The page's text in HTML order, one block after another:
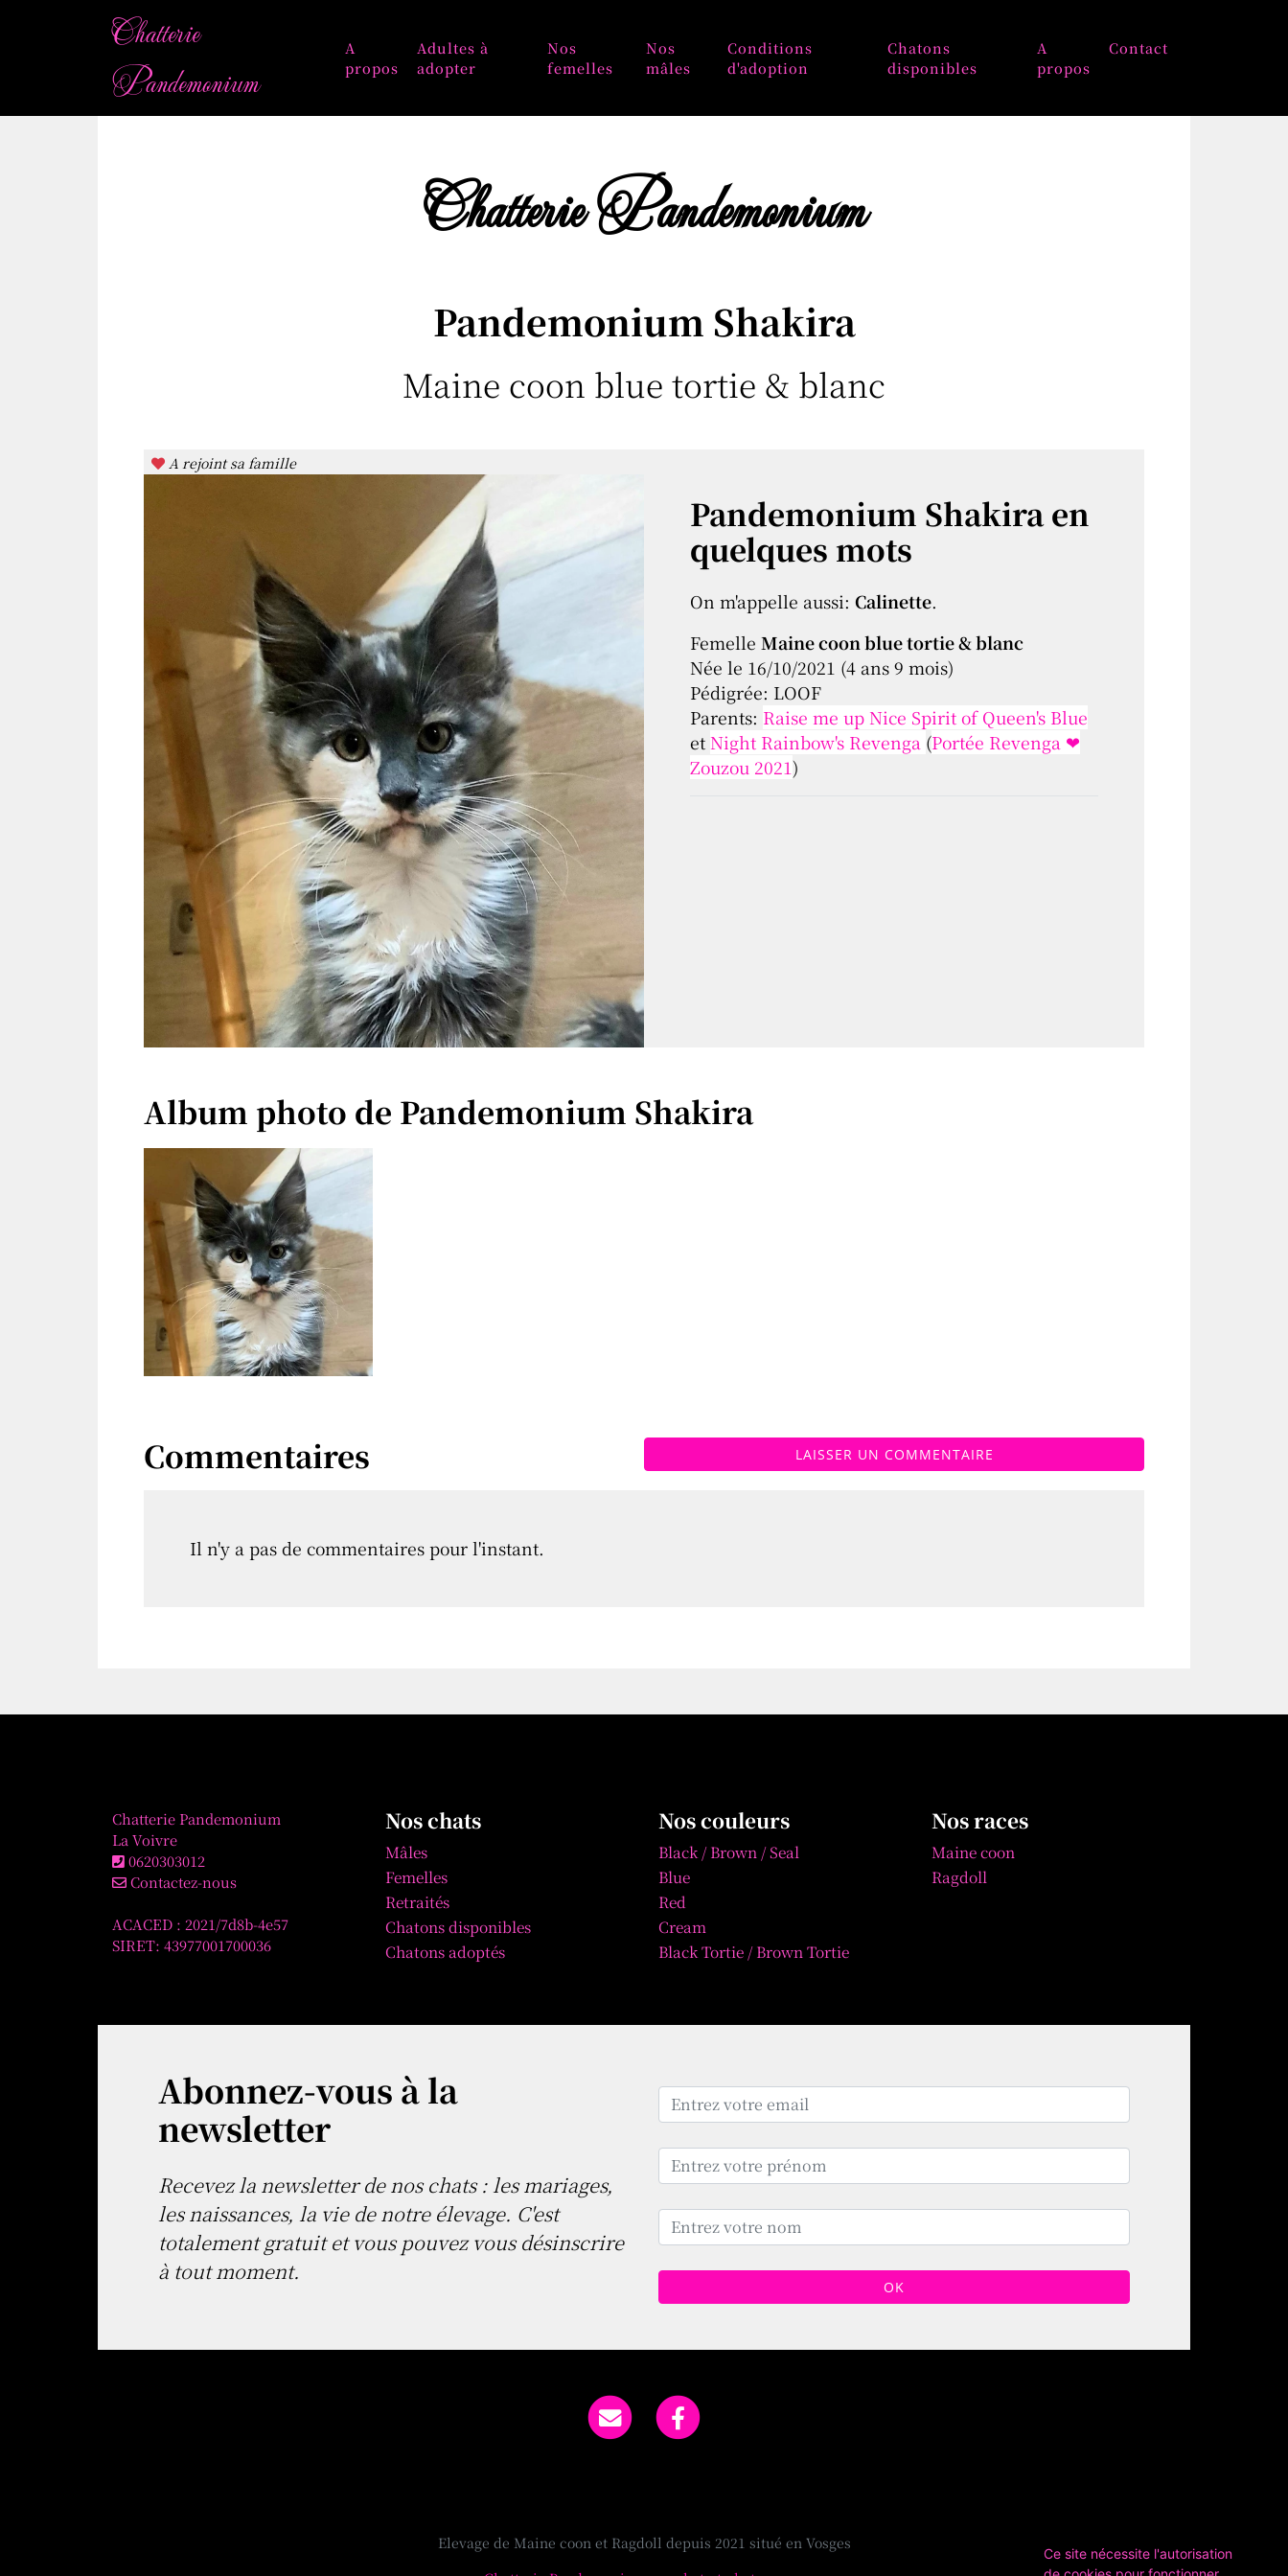
Chatterie
Pandemonium
A
propos
Adultes à
adopter
Nos
femelles
Nos
mâles
Conditions
d'adoption
Chatons
disponibles
A
propos
Contact
Chatterie Pandemonium
Pandemonium Shakira
Maine coon blue tortie & blanc
A rejoint sa famille
Pandemonium Shakira en
quelques mots
On m'appelle aussi: Calinette.
Femelle Maine coon blue tortie & blanc
Née le 16/10/2021 (4 ans 9 mois)
Pédigrée: LOOF
Parents: Raise me up Nice Spirit of Queen's Blue
et Night Rainbow's Revenga (Portée Revenga ❤
Zouzou 2021)
Album photo de Pandemonium Shakira
Commentaires LAISSER UN COMMENTAIRE
Il n'y a pas de commentaires pour l'instant.
Chatterie Pandemonium
La Voivre
0620303012
Contactez-nous
ACACED : 2021/7d8b-4e57
SIRET: 43977001700036
Nos chats
Mâles
Femelles
Retraités
Chatons disponibles
Chatons adoptés
Nos couleurs
Black / Brown / Seal
Blue
Red
Cream
Black Tortie / Brown Tortie
Nos races
Maine coon
Ragdoll
Abonnez-vous à la
newsletter
Recevez la newsletter de nos chats : les mariages,
les naissances, la vie de notre élevage. C'est
totalement gratuit et vous pouvez vous désinscrire
à tout moment.
OK
Elevage de Maine coon et Ragdoll depuis 2021 situé en Vosges
Ce site nécessite l'autorisation